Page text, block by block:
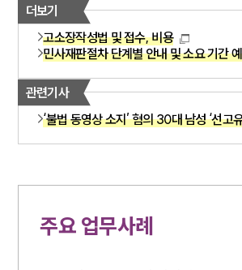
더보기
고소장작성법 및 접수, 비용
민사재판절차 단계별 안내 및 소요 기간
관련기사
‘불법 동영상 소지’ 혐의 30대 남성 ‘선고
주요 업무사례